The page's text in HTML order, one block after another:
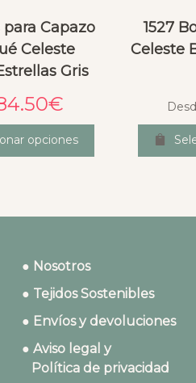
para Capazo
Celeste
Gris
€
opciones
1527
Celeste
● Nosotros
● Tejidos Sostenibles
● Envíos y devoluciones
● Aviso legal y
Política de privacidad